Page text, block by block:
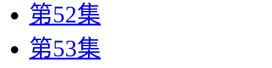
第52集
第53集